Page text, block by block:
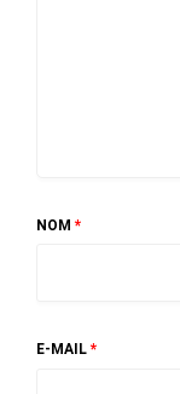
NOM *
E-MAIL *